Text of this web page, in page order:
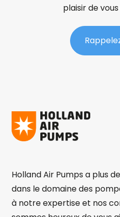
plaisir de
Holland Air Pumps a plus
dans le domaine des
à notre expertise et nos